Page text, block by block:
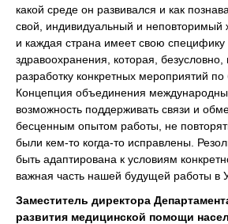
какой среде он развивался и как
свой, индивидуальный и неповторимый
и каждая страна имеет свою специфику
здравоохранения, которая, безусловно,
разработку конкретных мероприятий
Концепция объединения
возможность поддерживать связи и
бесценным опытом работы, не
были кем-то когда-то исправлены.
быть адаптирована к условиям
важная часть нашей будущей работы в
Заместитель директора
развития медицинской помощи